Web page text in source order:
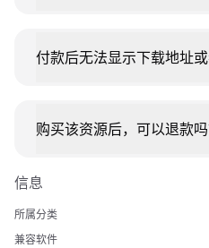
付款后无法显示下载地址
购买该资源后，可以退款吗
信息
所属分类
兼容软件